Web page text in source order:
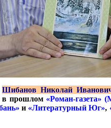
Шибанов Николай
в прошлом «Роман-газета»
и «Литературный Юг»,